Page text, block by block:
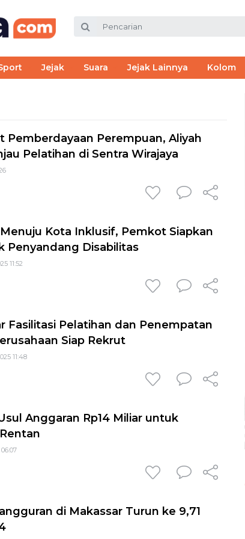
Jejak Suara Jejak Lainnya Kolom
Pemberdayaan Perempuan, Aliyah
Pelatihan di Sentra Wirajaya
Kota Inklusif, Pemkot Siapkan
Penyandang Disabilitas
11:52
Fasilitasi Pelatihan dan Penempatan
Siap Rekrut
11:48
Anggaran Rp14 Miliar untuk
di Makassar Turun ke 9,71